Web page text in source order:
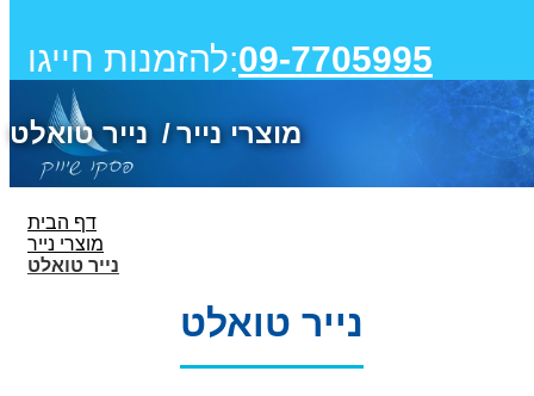
להזמנות חייגו:09-7705995
מוצרי נייר נייר טואלט
דף הבית
מוצרי נייר
נייר טואלט
נייר טואלט